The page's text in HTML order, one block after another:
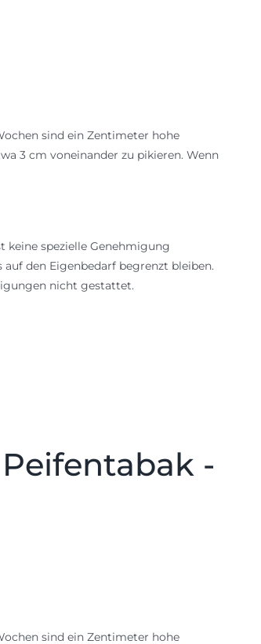
sind ein Zentimeter hohe
3 cm voneinander zu pikieren. Wenn
keine spezielle Genehmigung
den Eigenbedarf begrenzt bleiben.
nicht gestattet.
-
sind ein Zentimeter hohe